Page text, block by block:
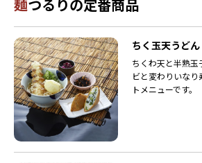
麺つるりの定番商品
ちく玉天うど
ちくわ天と半熟玉
ビと変わりいな
トメニューです。